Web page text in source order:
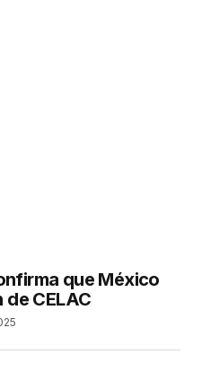
que México
CELAC